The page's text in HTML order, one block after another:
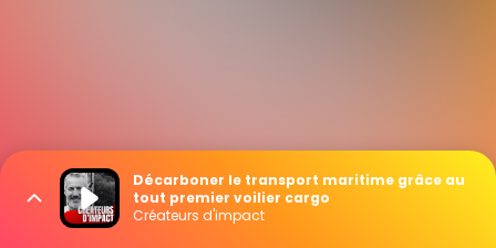
Décarboner le transport maritime grâce au
tout premier voilier cargo
Créateurs d'impact